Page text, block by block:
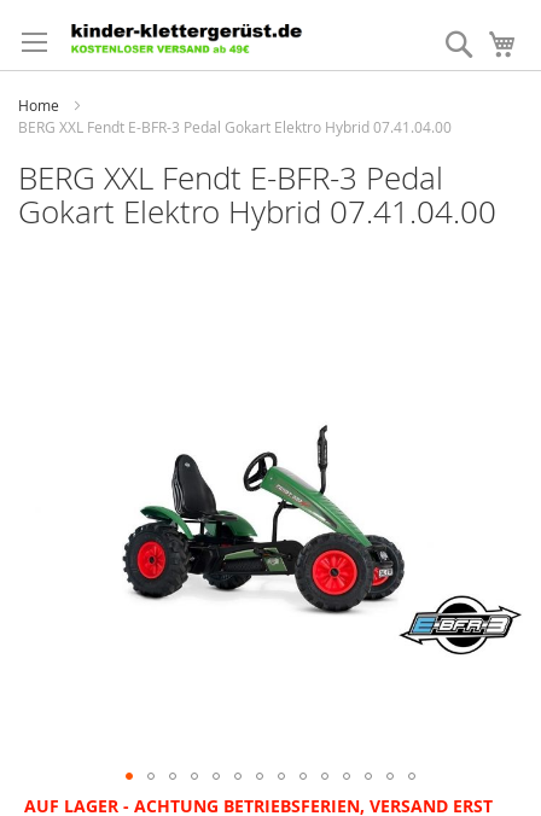
zum
Inhalt
Suche
Home
BERG XXL Fendt E-BFR-3 Pedal Gokart Elektro Hybrid 07.41.04.00
BERG XXL Fendt E-BFR-3 Pedal
Gokart Elektro Hybrid 07.41.04.00
Zum
AUF LAGER - ACHTUNG BETRIEBSFERIEN, VERSAND ERST